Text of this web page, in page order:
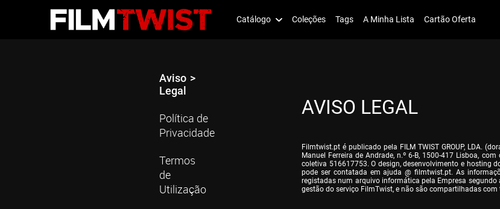
Catálogo Coleções Tags A Minha Lista Cartão Oferta
Aviso
Legal
Política de
Privacidade
Termos
de
Utilização
AVISO LEGAL
Filmtwist.pt é publicado pela FILM TWIST GROUP, LDA.
Manuel Ferreira de Andrade, n.º 6-B, 1500-417 Lisboa,
coletiva 516617753. O design, desenvolvimento e hosting
pode ser contatada em ajuda @ filmtwist.pt. As
registadas num arquivo informática pela Empresa segundo
gestão do serviço FilmTwist, e não são compartilhadas com